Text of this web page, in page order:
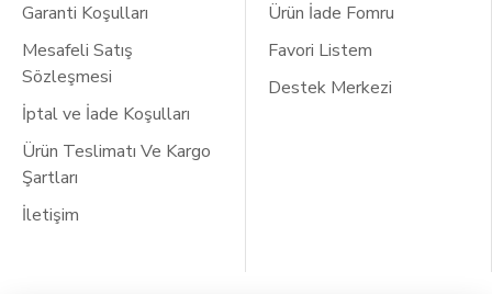
Garanti Koşulları
Mesafeli Satış
Sözleşmesi
İptal ve İade Koşulları
Ürün Teslimatı Ve Kargo
Şartları
İletişim
Ürün İade Fomru
Favori Listem
Destek Merkezi